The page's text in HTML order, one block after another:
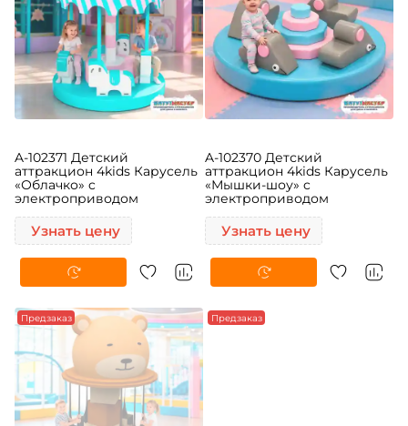
A-102371 Детский
аттракцион 4kids Карусель
«Облачко» c
Узнать цену
A-102370 Детский
аттракцион 4kids Карусель
«Мышки-шоу» c
Узнать цену
Предзаказ